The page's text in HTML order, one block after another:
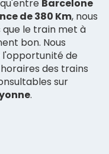
Barcelone
de 380 Km, nous
le train met à
bon. Nous
l'opportunité de
des trains
sur
.